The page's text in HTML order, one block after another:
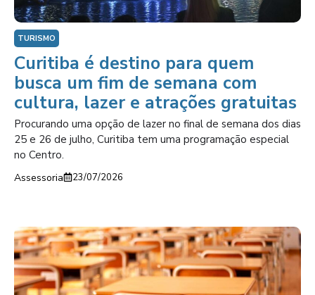
TURISMO
Curitiba é destino para quem
busca um fim de semana com
cultura, lazer e atrações gratuitas
Procurando uma opção de lazer no final de semana dos dias
25 e 26 de julho, Curitiba tem uma programação especial
no Centro.
Assessoria 23/07/2026